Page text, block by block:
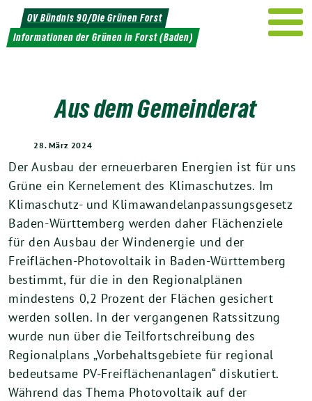
Weiter
zum
Inhalt
OV Bündnis 90/Die Grünen Forst
Informationen der Grünen in Forst (Baden)
Aus dem Gemeinderat
28. März 2024
Der Ausbau der erneuerbaren Energien ist für uns
Grüne ein Kernelement des Klimaschutzes. Im
Klimaschutz- und Klimawandelanpassungsgesetz
Baden-Württemberg werden daher Flächenziele
für den Ausbau der Windenergie und der
Freiflächen-Photovoltaik in Baden-Württemberg
bestimmt, für die in den Regionalplänen
mindestens 0,2 Prozent der Flächen gesichert
werden sollen. In der vergangenen Ratssitzung
wurde nun über die Teilfortschreibung des
Regionalplans „Vorbehaltsgebiete für regional
bedeutsame PV-Freiflächenanlagen“ diskutiert.
Während das Thema Photovoltaik auf der